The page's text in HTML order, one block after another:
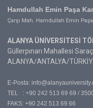
Hamdullah Emin Paşa
Çarşı Mah. Hamdullah Emin
ALANYA ÜNİVERSİTESİ
Güllerpınarı Mahallesi
ALANYA/ANTALYA/
E-Posta:
TEL : +90 242 513 69 69 /
FAKS: +90 242 513 69 66